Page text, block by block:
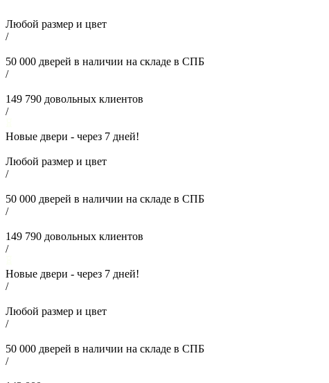
Любой размер и цвет
/
50 000 дверей в наличии на складе в СПБ
/
149 790 довольных клиентов
/
Новые двери - через 7 дней!
Любой размер и цвет
/
50 000 дверей в наличии на складе в СПБ
/
149 790 довольных клиентов
/
Новые двери - через 7 дней!
/
Любой размер и цвет
/
50 000 дверей в наличии на складе в СПБ
/